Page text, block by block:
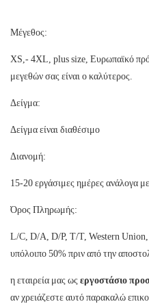
Μέγεθος:
XS,- 4XL, plus size, Ευρωπαϊκό
μεγεθών σας είναι ο καλύτερος.
Δείγμα:
Δείγμα είναι διαθέσιμο
Διανομή:
15-20 εργάσιμες ημέρες ανάλογα
Όρος Πληρωμής:
L/C, D/A, D/P, T/T, Western Union,
υπόλοιπο 50% πριν από την
η εταιρεία μας ως εργοστάσιο
αν χρειάζεστε αυτό παρακαλώ